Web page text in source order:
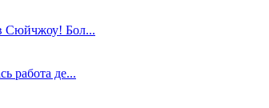
Сюйчжоу! Бол...
работа де...